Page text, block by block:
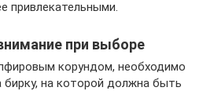
привлекательными.
при выборе
корундом, необходимо
бирку, на которой должна быть